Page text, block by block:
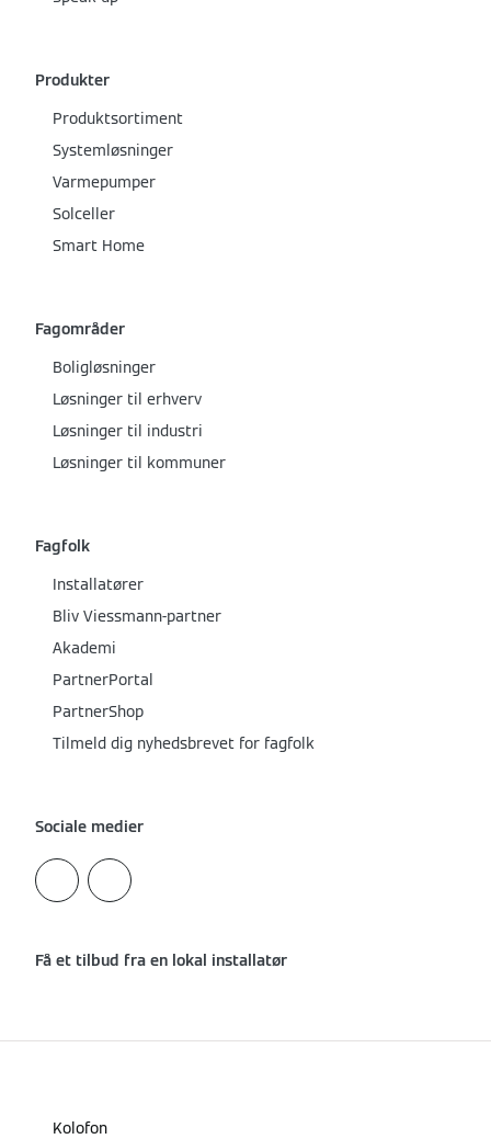
Produkter
Produktsortiment
Systemløsninger
Varmepumper
Solceller
Smart Home
Fagområder
Boligløsninger
Løsninger til erhverv
Løsninger til industri
Løsninger til kommuner
Fagfolk
Installatører
Bliv Viessmann-partner
Akademi
PartnerPortal
PartnerShop
Tilmeld dig nyhedsbrevet for fagfolk
Sociale medier
Få et tilbud fra en lokal installatør
Kolofon